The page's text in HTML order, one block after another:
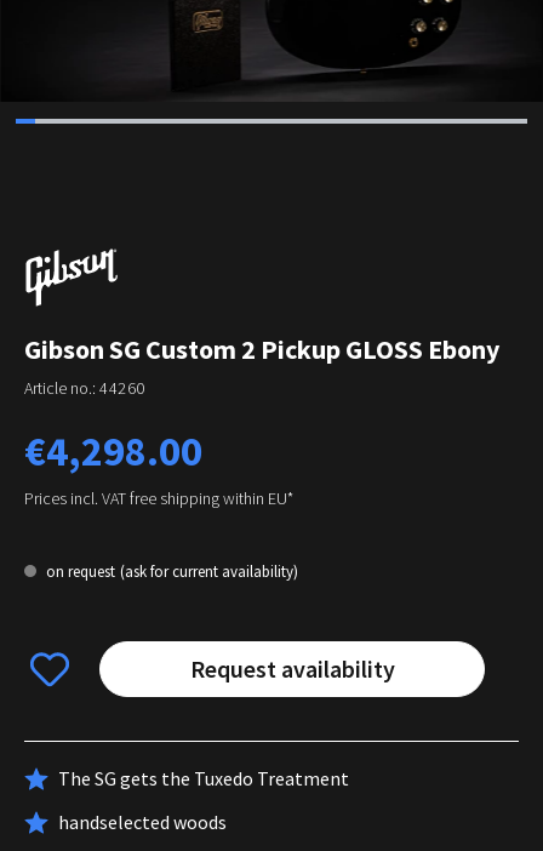
Gibson SG Custom 2 Pickup GLOSS Ebony
Article no.: 44260
Regular price:
€4,298.00
Prices incl. VAT free shipping within EU*
on request (ask for current availability)
Request availability
The SG gets the Tuxedo Treatment
handselected woods